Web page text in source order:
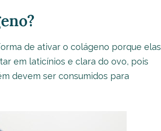
de ativar o colágeno porque elas
em laticínios e clara do ovo, pois
devem ser consumidos para